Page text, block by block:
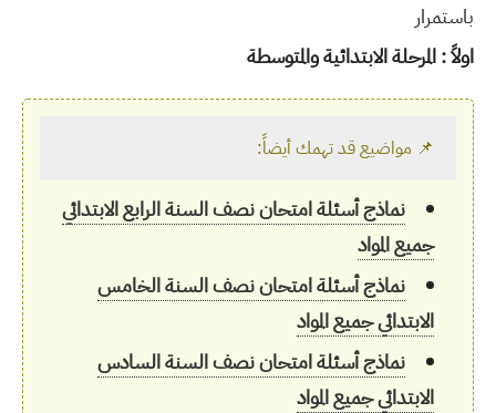
باستمرار
اولاً : المرحلة الابتدائية والمتوسطة
📌 مواضيع قد تهمك أيضاً:
نماذج أسئلة امتحان نصف السنة الرابع الابتدائي
جميع المواد
نماذج أسئلة امتحان نصف السنة الخامس
الابتدائي جميع المواد
نماذج أسئلة امتحان نصف السنة السادس
الابتدائي جميع المواد